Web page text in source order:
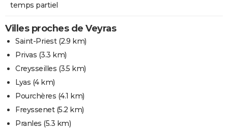
temps partiel
Villes proches de Veyras
Saint-Priest(2.9 km)
Privas (3.3 km)
Creysseilles (3.5 km)
Lyas (4 km)
Pourchères (4.1 km)
Freyssenet(5.2 km)
Pranles (5.3 km)